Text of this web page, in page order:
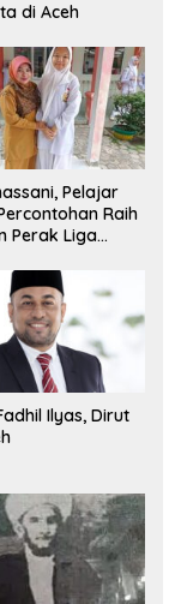
di Aceh
Pelajar
Raih
Perak Liga
Ilyas, Dirut